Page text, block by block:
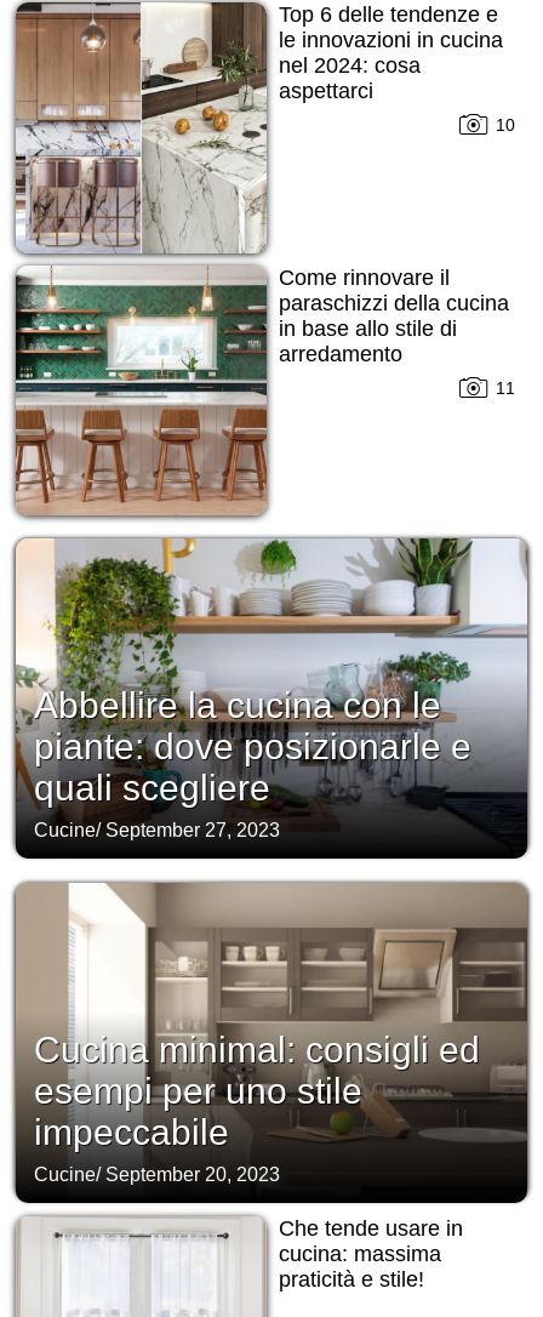
Top 6 delle tendenze e
le innovazioni in cucina
nel 2024: cosa
aspettarci
10
Come rinnovare il
paraschizzi della cucina
in base allo stile di
arredamento
11
Abbellire la cucina con le
piante: dove posizionarle e
quali scegliere
Cucine/September 27, 2023
Cucina minimal: consigli ed
esempi per uno stile
impeccabile
Cucine/ September 20, 2023
Che tende usare in
cucina: massima
praticità e stile!